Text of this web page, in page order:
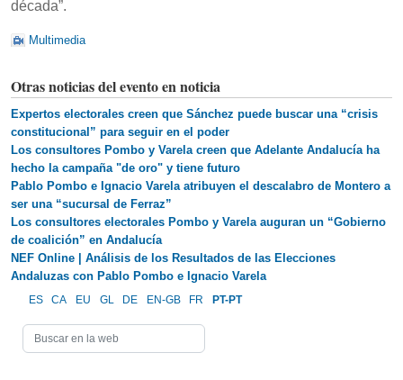
década”.
Multimedia
Otras noticias del evento en noticia
Expertos electorales creen que Sánchez puede buscar una “crisis
constitucional” para seguir en el poder
Los consultores Pombo y Varela creen que Adelante Andalucía ha
hecho la campaña "de oro" y tiene futuro
Pablo Pombo e Ignacio Varela atribuyen el descalabro de Montero a
ser una “sucursal de Ferraz”
Los consultores electorales Pombo y Varela auguran un “Gobierno
de coalición” en Andalucía
NEF Online | Análisis de los Resultados de las Elecciones
Andaluzas con Pablo Pombo e Ignacio Varela
ES CA EU GL DE EN-GB FR PT-PT